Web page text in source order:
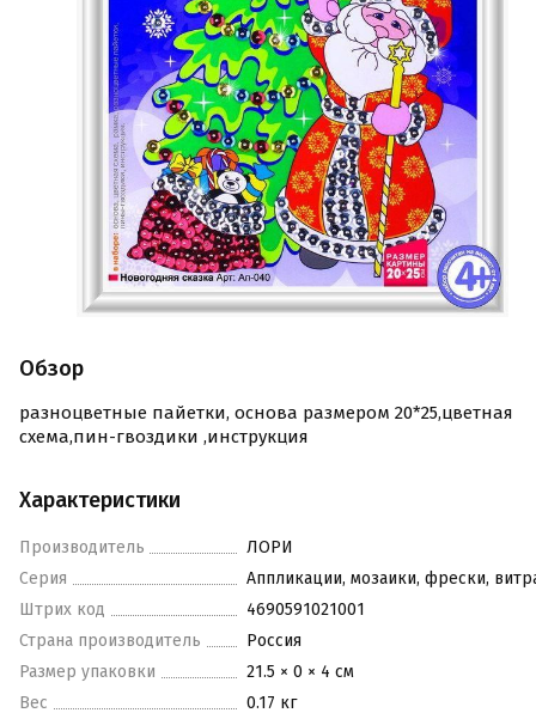
Обзор
разноцветные пайетки, основа размером 20*25,цветная
схема,пин-гвоздики ,инструкция
Характеристики
Производитель
ЛОРИ
Серия
Аппликации, мозаики, фрески,
Штрих код
4690591021001
Страна производитель
Россия
Размер упаковки
21.5 × 0 × 4 см
Вес
0.17 кг